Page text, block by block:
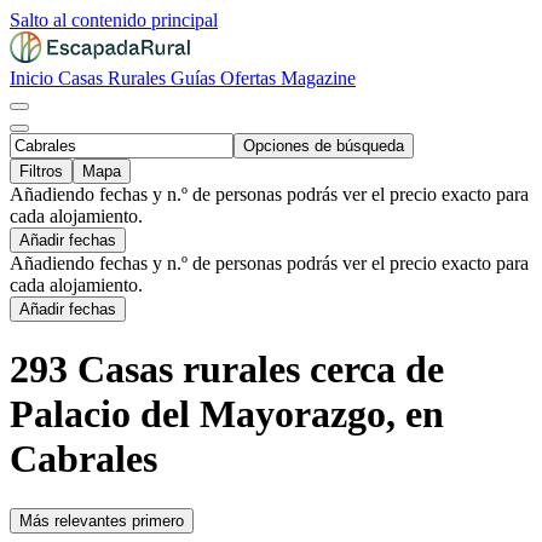
Salto al contenido principal
Inicio Casas Rurales Guías Ofertas Magazine
Opciones de búsqueda
Filtros
Mapa
Añadiendo fechas y n.º de personas podrás ver el precio exacto para
cada alojamiento.
Añadir fechas
Añadiendo fechas y n.º de personas podrás ver el precio exacto para
cada alojamiento.
Añadir fechas
293 Casas rurales cerca de
Palacio del Mayorazgo, en
Cabrales
Más relevantes primero